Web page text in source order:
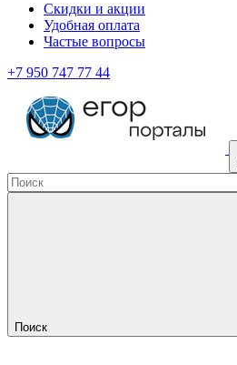
Скидки и акции
Удобная оплата
Частые вопросы
+7 950 747 77 44
Поиск